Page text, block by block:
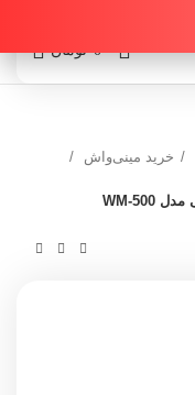
تومان 0
خرید مینی‌واش